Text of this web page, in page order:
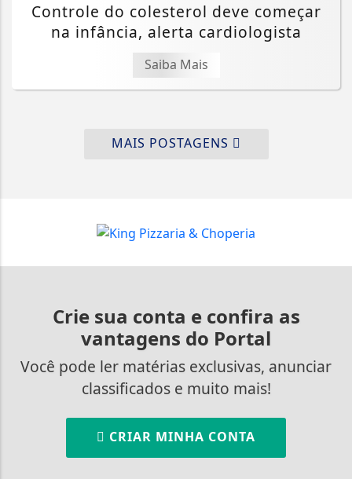
Controle do colesterol deve começar
na infância, alerta cardiologista
Saiba Mais
MAIS POSTAGENS
Crie sua conta e confira as
vantagens do Portal
Você pode ler matérias exclusivas, anunciar
classificados e muito mais!
CRIAR MINHA CONTA